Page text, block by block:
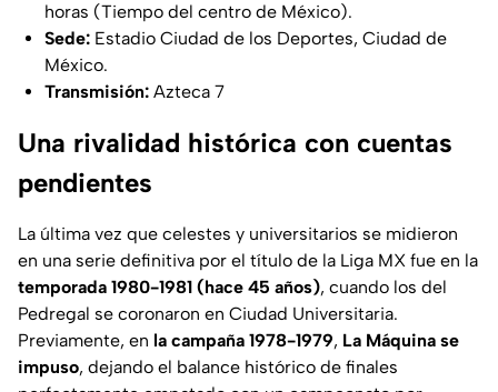
horas (Tiempo del centro de México).
Sede: Estadio Ciudad de los Deportes, Ciudad de
México.
Transmisión: Azteca 7
Una rivalidad histórica con cuentas
pendientes
La última vez que celestes y universitarios se midieron
en una serie definitiva por el título de la Liga MX fue en la
temporada 1980-1981 (hace 45 años), cuando los del
Pedregal se coronaron en Ciudad Universitaria.
Previamente, en la campaña 1978-1979, La Máquina se
impuso, dejando el balance histórico de finales